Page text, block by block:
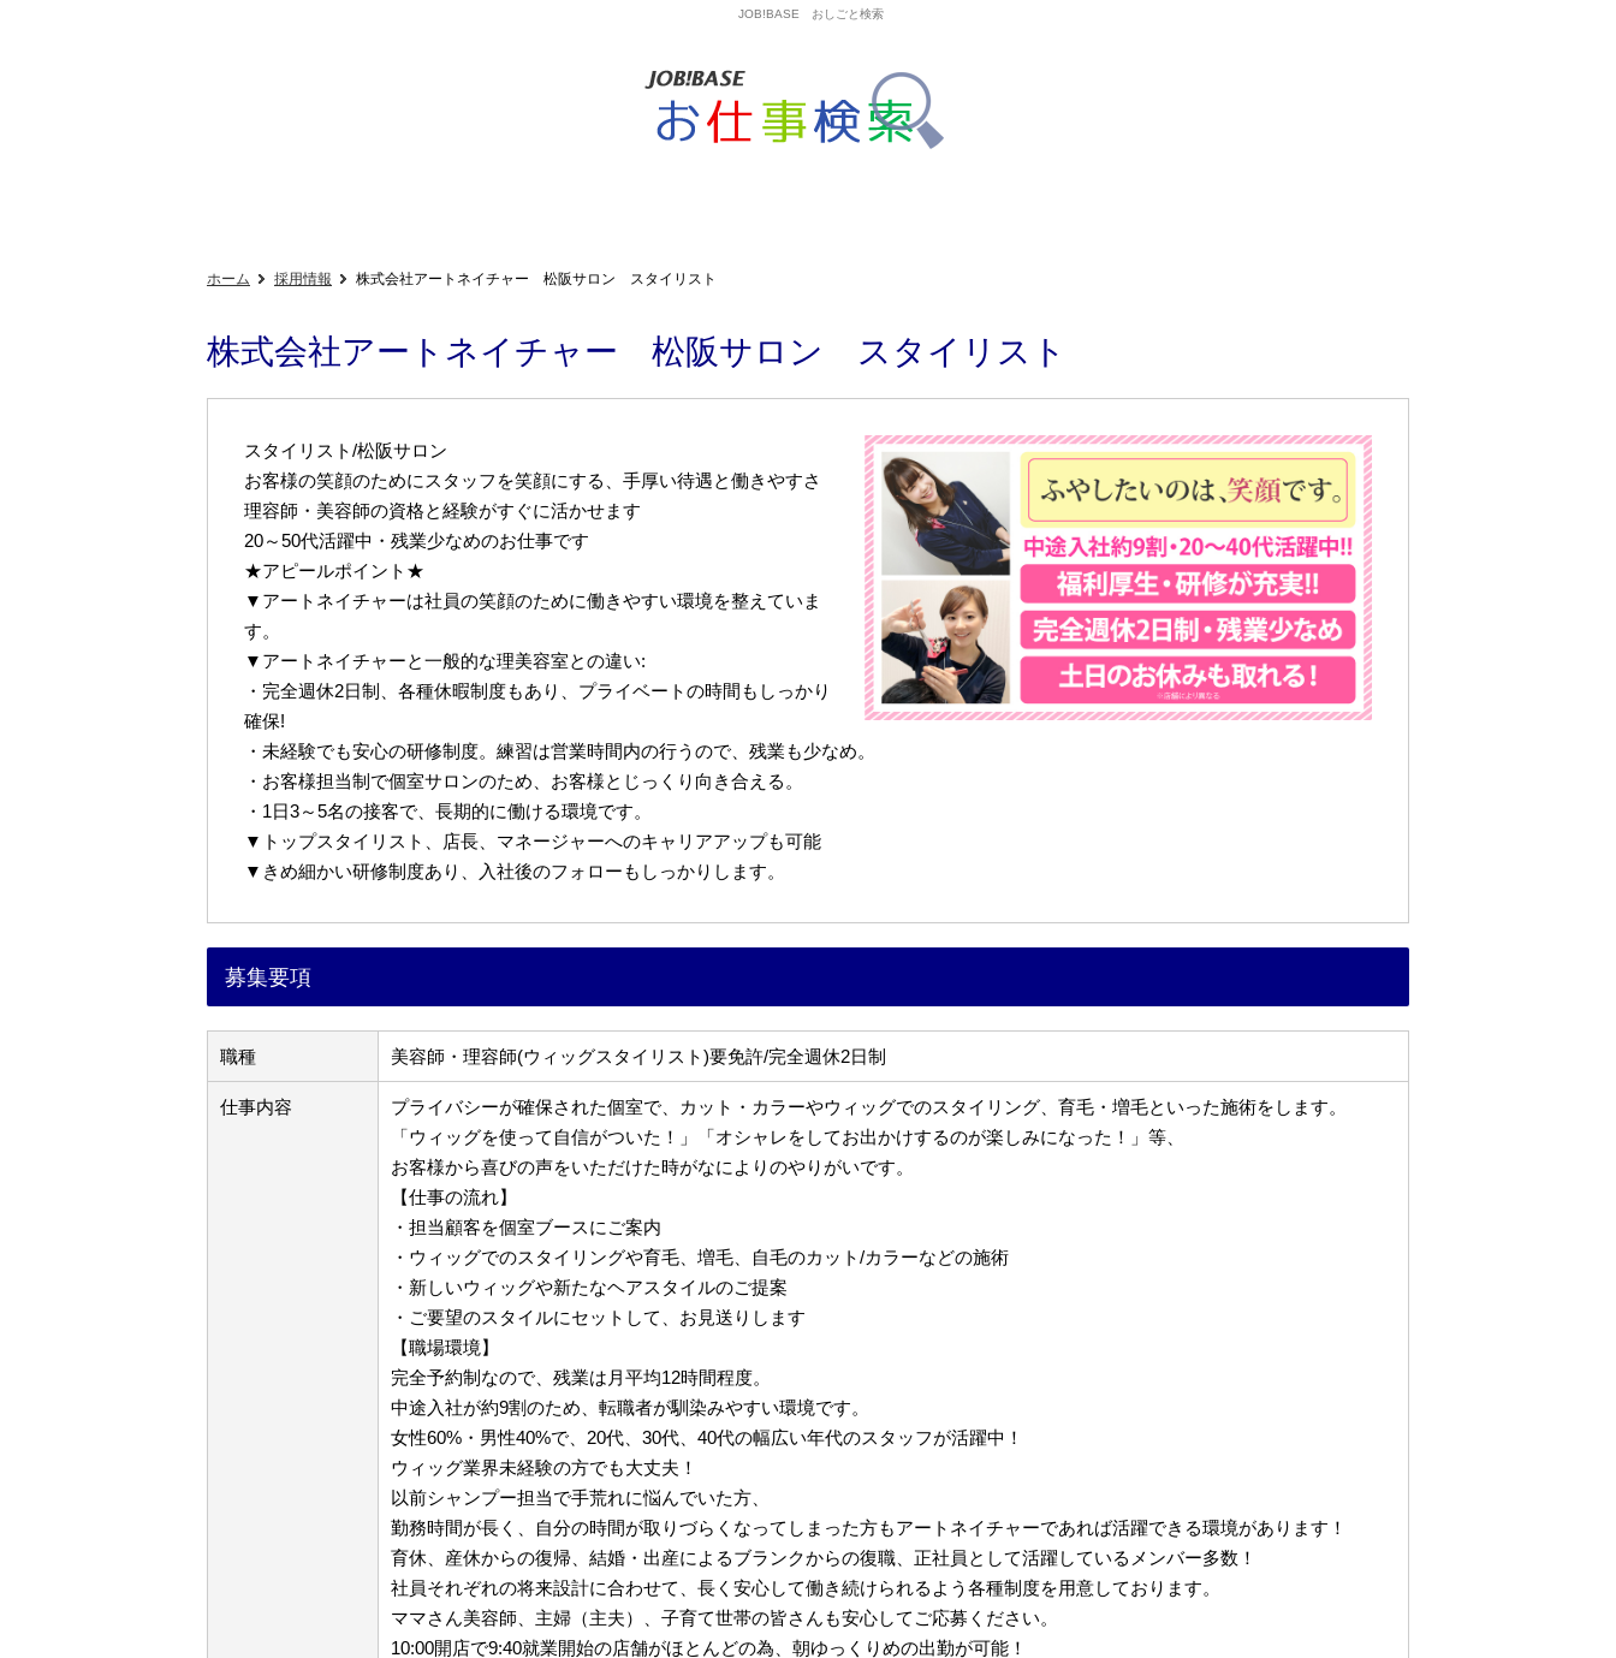
JOB!BASE おしごと検索
ホーム 採用情報 株式会社アートネイチャー 松阪サロン スタイリスト
株式会社アートネイチャー 松阪サロン スタイリスト
スタイリスト/松阪サロン
お客様の笑顔のためにスタッフを笑顔にする、手厚い待遇と働きやすさ
理容師・美容師の資格と経験がすぐに活かせます
20～50代活躍中・残業少なめのお仕事です
★アピールポイント★
▼アートネイチャーは社員の笑顔のために働きやすい環境を整えていま
す。
▼アートネイチャーと一般的な理美容室との違い:
・完全週休2日制、各種休暇制度もあり、プライベートの時間もしっかり
確保!
・未経験でも安心の研修制度。練習は営業時間内の行うので、残業も少なめ。
・お客様担当制で個室サロンのため、お客様とじっくり向き合える。
・1日3～5名の接客で、長期的に働ける環境です。
▼トップスタイリスト、店長、マネージャーへのキャリアアップも可能
▼きめ細かい研修制度あり、入社後のフォローもしっかりします。
募集要項
職種 美容師・理容師(ウィッグスタイリスト)要免許/完全週休2日制
仕事内容
プライバシーが確保された個室で、カット・カラーやウィッグでのスタイリング、育毛・増毛といった施術をします。
「ウィッグを使って自信がついた！」「オシャレをしてお出かけするのが楽しみになった！」等、
お客様から喜びの声をいただけた時がなによりのやりがいです。
【仕事の流れ】
・担当顧客を個室ブースにご案内
・ウィッグでのスタイリングや育毛、増毛、自毛のカット/カラーなどの施術
・新しいウィッグや新たなヘアスタイルのご提案
・ご要望のスタイルにセットして、お見送りします
【職場環境】
完全予約制なので、残業は月平均12時間程度。
中途入社が約9割のため、転職者が馴染みやすい環境です。
女性60%・男性40%で、20代、30代、40代の幅広い年代のスタッフが活躍中！
ウィッグ業界未経験の方でも大丈夫！
以前シャンプー担当で手荒れに悩んでいた方、
勤務時間が長く、自分の時間が取りづらくなってしまった方もアートネイチャーであれば活躍できる環境があります！
育休、産休からの復帰、結婚・出産によるブランクからの復職、正社員として活躍しているメンバー多数！
社員それぞれの将来設計に合わせて、長く安心して働き続けられるよう各種制度を用意しております。
ママさん美容師、主婦（主夫）、子育て世帯の皆さんも安心してご応募ください。
10:00開店で9:40就業開始の店舗がほとんどの為、朝ゆっくりめの出勤が可能！